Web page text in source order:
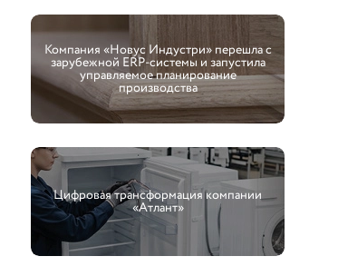
Компания «Новус Индустри» перешла с
зарубежной ERP-системы и запустила
управляемое планирование
производства
Цифровая трансформация компании
«Атлант»